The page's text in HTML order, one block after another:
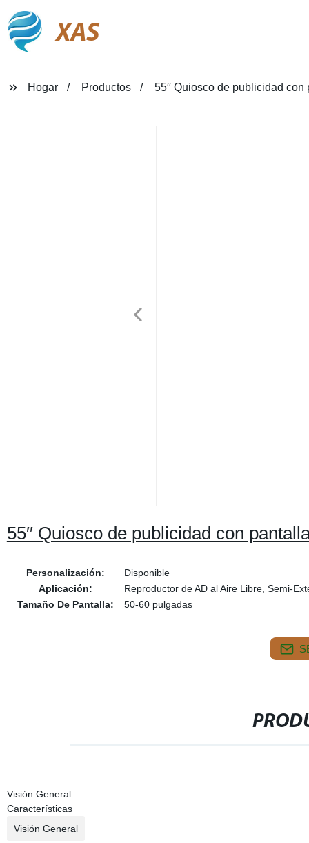
XAS
Hogar Productos 55′′ Quiosco de publicidad
55′′ Quiosco de publicidad con
Personalización:
Disponible
Aplicación:
Reproductor de AD al Aire Libre, Semi-
Tamaño De Pantalla:
50-60 pulgadas
Visión General
Características
Visión General